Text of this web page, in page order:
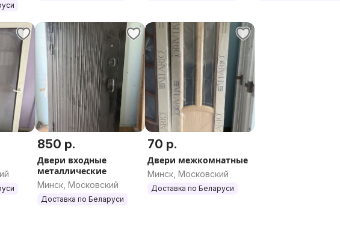
850 р.
Двери входные
металлические
Минск, Московский
Доставка по Беларуси
70 р.
Двери межкомнатные
Минск, Московский
Доставка по Беларуси